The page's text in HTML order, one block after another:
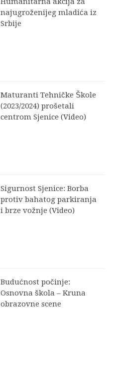
najugroženijeg mladića iz
Srbije
Maturanti Tehničke Škole
(2023/2024) prošetali
centrom Sjenice (Video)
Sigurnost Sjenice: Borba
protiv bahatog parkiranja
i brze vožnje (Video)
Budućnost počinje:
Osnovna škola – Kruna
obrazovne scene